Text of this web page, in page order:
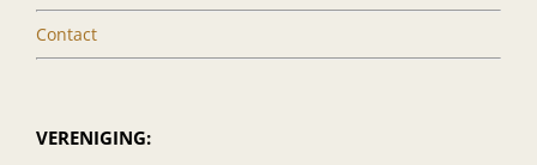
Contact
VERENIGING: